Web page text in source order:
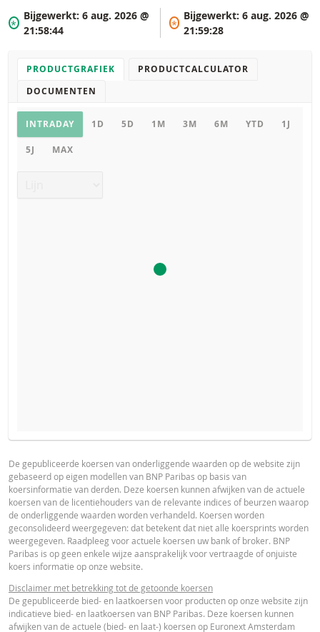
*
Bijgewerkt: 6 aug. 2026 @
21:58:44
*
Bijgewerkt:6 aug. 2026 @
21:59:28
PRODUCTGRAFIEK
PRODUCTCALCULATOR
DOCUMENTEN
Productgrafiek
INTRADAY 1D 5D 1M 3M 6M YTD 1J
5J MAX
VERWACHTE KOERS VAN DE ONDERLIGGENDE WAARDE
AANTAL PRODUCTEN
PERIODE
PROSPECTUS
Prospectus (NL) URL
FINAL TERMS
Final Terms
PRODUCT PROJECTIONS
Some helper text for the product price projections, financial
advised
UNDERLYING PRICE PRICE PROJECTION
De gepubliceerde koersen van onderliggende waarden op de website zijn
gebaseerd op eigen modellen van BNP Paribas op basis van
koersinformatie van derden. Deze koersen kunnen afwijken van de actuele
koersen van de licentiehouders van de relevante indices of beurzen waarop
de onderliggende waarden worden verhandeld. Koersen worden
geconsolideerd weergegeven: dat betekent dat niet alle koersprints worden
weergegeven. Raadpleeg voor actuele koersen uw bank of broker. BNP
Paribas is op geen enkele wijze aansprakelijk voor vertraagde of onjuiste
koers informatie op onze website.
Disclaimer met betrekking tot de getoonde koersen
De gepubliceerde bied- en laatkoersen voor producten op onze website zijn
indicatieve bied- en laatkoersen van BNP Paribas. Deze koersen kunnen
afwijken van de actuele (bied- en laat-) koersen op Euronext Amsterdam